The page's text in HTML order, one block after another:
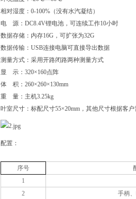
相对湿度：0-100%（没有水汽凝结）
电 源：DC8.4V锂电池，可连续工作10小时
数据存储：内存16G，可扩张为32G
数据传输：USB连接电脑可直接导出数据
测量方式：采用开路闭路两种测量方式
显 示：320×160点阵
体 积：260×260×130mm
重 量：主机3.25kg
叶室尺寸：标配尺寸55×20mm，其他尺寸根据客
配置：
序号
1
2
手柄